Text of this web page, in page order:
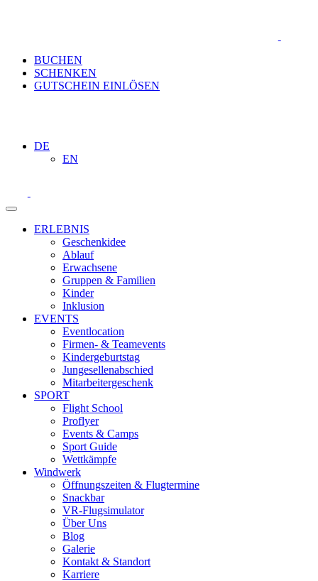
BUCHEN
SCHENKEN
GUTSCHEIN EINLÖSEN
DE
EN
ERLEBNIS
Geschenkidee
Ablauf
Erwachsene
Gruppen & Familien
Kinder
Inklusion
EVENTS
Eventlocation
Firmen- & Teamevents
Kindergeburtstag
Jungesellenabschied
Mitarbeitergeschenk
SPORT
Flight School
Proflyer
Events & Camps
Sport Guide
Wettkämpfe
Windwerk
Öffnungszeiten & Flugtermine
Snackbar
VR-Flugsimulator
Über Uns
Blog
Galerie
Kontakt & Standort
Karriere